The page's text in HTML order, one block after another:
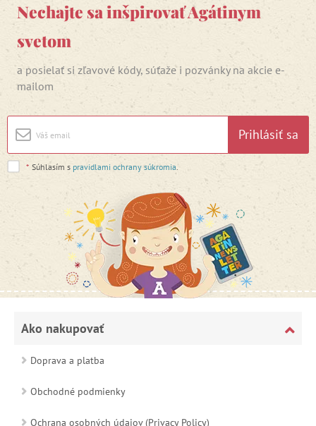
Nechajte sa inšpirovať Agátinym
svetom
a posielať si zľavové kódy, súťaže i pozvánky na akcie e-
mailom
Prihlásiť sa
* Súhlasím s pravidlami ochrany súkromia.
Ako nakupovať
Doprava a platba
Obchodné podmienky
Ochrana osobných údajov (Privacy Policy)